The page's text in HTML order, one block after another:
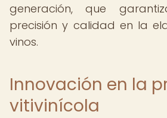
generación, que
precisión y calidad en la
vinos.
Innovación en la
vitivinícola